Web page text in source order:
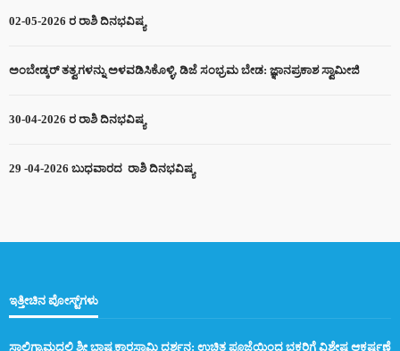
02-05-2026 ರ ರಾಶಿ ದಿನಭವಿಷ್ಯ
ಅಂಬೇಡ್ಕರ್ ತತ್ವಗಳನ್ನು ಅಳವಡಿಸಿಕೊಳ್ಳಿ, ಡಿಜೆ ಸಂಭ್ರಮ ಬೇಡ: ಜ್ಞಾನಪ್ರಕಾಶ ಸ್ವಾಮೀಜಿ
30-04-2026 ರ ರಾಶಿ ದಿನಭವಿಷ್ಯ
29 -04-2026 ಬುಧವಾರದ ರಾಶಿ ದಿನಭವಿಷ್ಯ
ಇತ್ತೀಚಿನ ಪೋಸ್ಟ್‌ಗಳು
ಸಾಲಿಗ್ರಾಮದಲ್ಲಿ ಶ್ರೀ ಭಾಷ್ಯಕಾರಸ್ವಾಮಿ ದರ್ಶನ: ಉಚಿತ ಪೂಜೆಯಿಂದ ಭಕ್ತರಿಗೆ ವಿಶೇಷ ಆಕರ್ಷಣೆ